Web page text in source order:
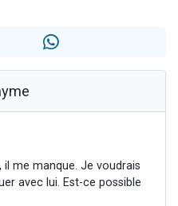
musiques dans Torah-Box Music
3 personnes viennent de nous rejoindre sur WhatsApp
de faire un don pour Tsédaka : pauvres d'Israel
me manque. Je voudrais
avec lui. Est-ce possible